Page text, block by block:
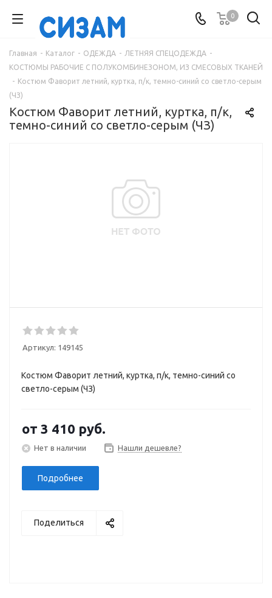
0
Главная - Каталог - ОДЕЖДА - ЛЕТНЯЯ СПЕЦОДЕЖДА -
КОСТЮМЫ РАБОЧИЕ С ПОЛУКОМБИНЕЗОНОМ, ИЗ СМЕСОВЫХ ТКАНЕЙ
- Костюм Фаворит летний, куртка, п/к, темно-синий со светло-серым
(ЧЗ)
Костюм Фаворит летний, куртка, п/к,
темно-синий со светло-серым (ЧЗ)
Артикул: 149145
Костюм Фаворит летний, куртка, п/к, темно-синий со
светло-серым (ЧЗ)
от 3 410 руб.
Нет в наличии Нашли дешевле?
Подробнее
Поделиться